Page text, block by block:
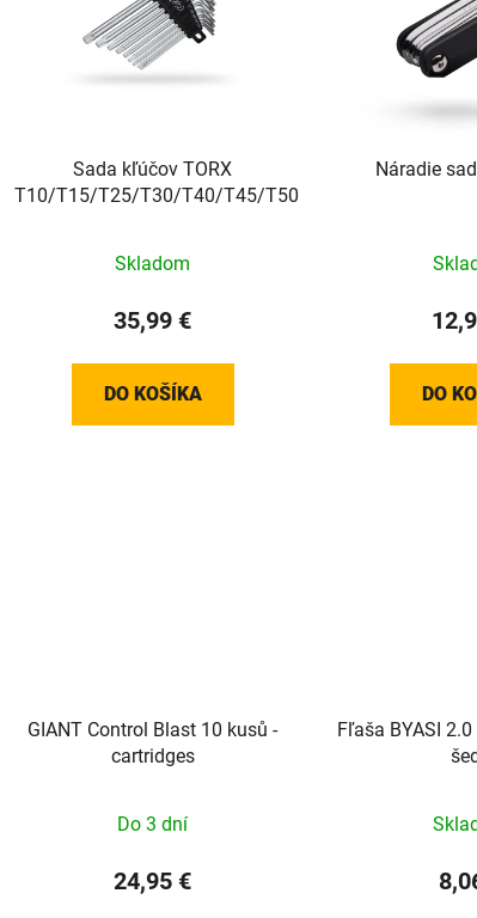
Sada kľúčov TORX
T10/T15/T25/T30/T40/T45/T50
Skladom
35,99 €
DO KOŠÍKA
Náradie
DO
GIANT Control Blast 10 kusů -
cartridges
Do 3 dní
24,95 €
Fľaša BYASI